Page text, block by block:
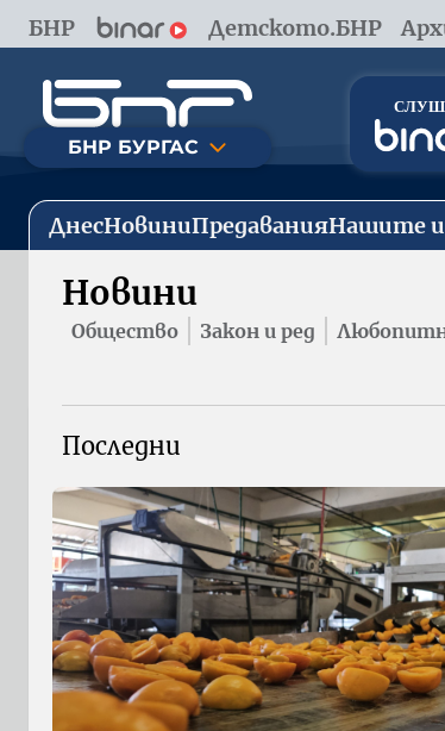
БНР Детското.БНР
БНР БУРГАС
ДнесНовиниПредаванияНашите
Новини
Общество Закон и ред
Последни